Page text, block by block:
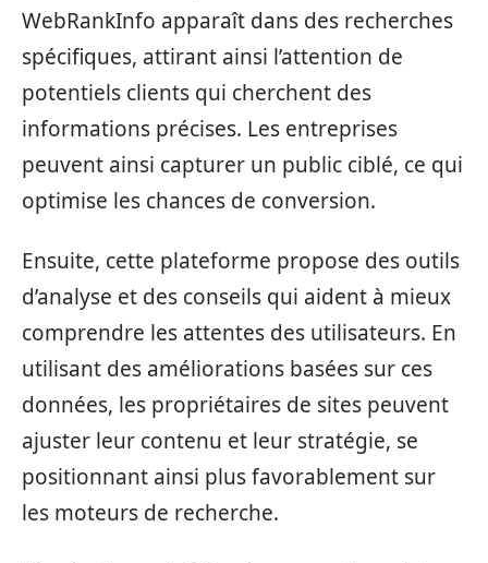
WebRankInfo apparaît dans des recherches
spécifiques, attirant ainsi l’attention de
potentiels clients qui cherchent des
informations précises. Les entreprises
peuvent ainsi capturer un public ciblé, ce qui
optimise les chances de conversion.
Ensuite, cette plateforme propose des outils
d’analyse et des conseils qui aident à mieux
comprendre les attentes des utilisateurs. En
utilisant des améliorations basées sur ces
données, les propriétaires de sites peuvent
ajuster leur contenu et leur stratégie, se
positionnant ainsi plus favorablement sur
les moteurs de recherche.